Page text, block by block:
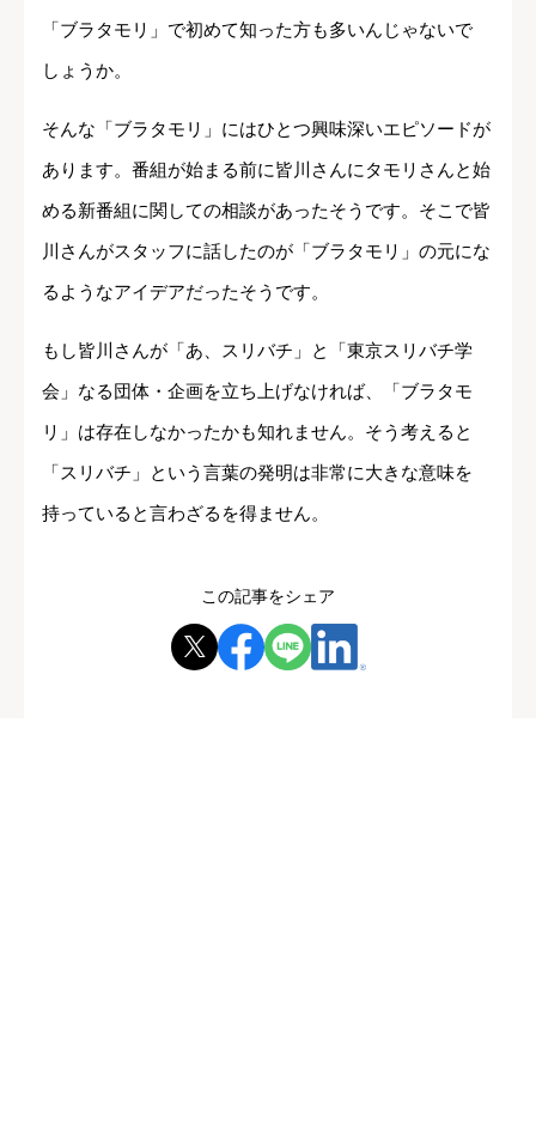
「ブラタモリ」で初めて知った方も多いんじゃないで
しょうか。
そんな「ブラタモリ」にはひとつ興味深いエピソードが
あります。番組が始まる前に皆川さんにタモリさんと始
める新番組に関しての相談があったそうです。そこで皆
川さんがスタッフに話したのが「ブラタモリ」の元にな
るようなアイデアだったそうです。
もし皆川さんが「あ、スリバチ」と「東京スリバチ学
会」なる団体・企画を立ち上げなければ、「ブラタモ
リ」は存在しなかったかも知れません。そう考えると
「スリバチ」という言葉の発明は非常に大きな意味を
持っていると言わざるを得ません。
この記事をシェア